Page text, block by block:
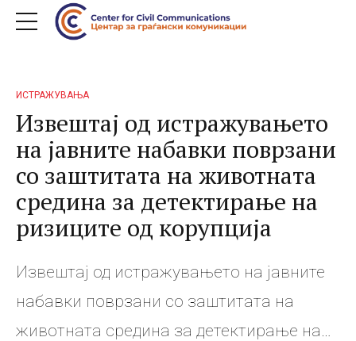
ИСТРАЖУВАЊА
Извештај од истражувањето
на јавните набавки поврзани
со заштитата на животната
средина за детектирање на
ризиците од корупција
Извештај од истражувањето на јавните
набавки поврзани со заштитата на
животната средина за детектирање на